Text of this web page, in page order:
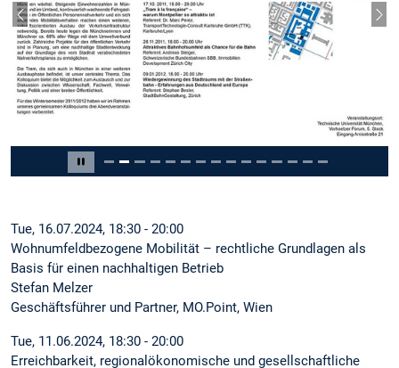
Pause carousel
Previous slide
Slide 2 of 15
Tue, 16.07.2024, 18:30 - 20:00
Wohnumfeldbezogene Mobilität – rechtliche Grundlagen als
Basis für einen nachhaltigen Betrieb
Stefan Melzer
Geschäftsführer und Partner, MO.Point, Wien
Tue, 11.06.2024, 18:30 - 20:00
Erreichbarkeit, regionalökonomische und gesellschaftliche